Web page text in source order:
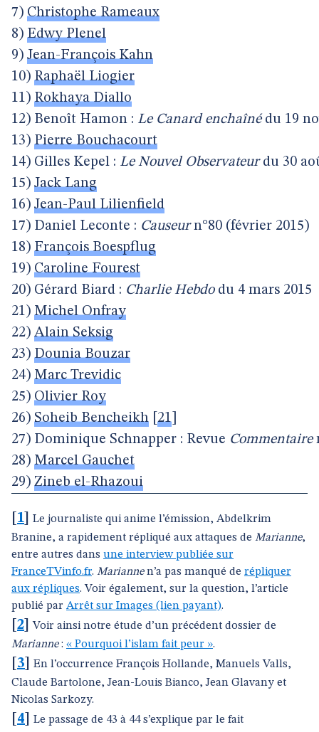
7) Christophe Rameaux
8) Edwy Plenel
9) Jean-François Kahn
10) Raphaël Liogier
11) Rokhaya Diallo
12) Benoît Hamon : Le Canard enchaînédu 19
13) Pierre Bouchacourt
14) Gilles Kepel : Le Nouvel Observateurdu 30
15) Jack Lang
16) Jean-Paul Lilienfield
17) Daniel Leconte : Causeurn°80 (février 2015)
18) François Boespflug
19) Caroline Fourest
20) Gérard Biard : Charlie Hebdodu 4 mars 2015
21) Michel Onfray
22) Alain Seksig
23) Dounia Bouzar
24) Marc Trevidic
25) Olivier Roy
26) Soheib Bencheikh 21
27) Dominique Schnapper : Revue Commentaire
28) Marcel Gauchet
29) Zineb el-Rhazoui
1
Le journaliste qui anime l’émission, Abdelkrim
Branine, a rapidement répliqué aux attaques de Marianne,
entre autres dans une interview publiée sur
FranceTVinfo.fr. Mariannen’a pas manqué de répliquer
aux répliques. Voir également, sur la question, l’article
publié par Arrêt sur Images (lien payant).
2 ]Voir ainsi notre étude d’un précédent dossier de
Marianne: « Pourquoi l’islam fait peur ».
3
En l’occurrence François Hollande, Manuels Valls,
Claude Bartolone, Jean-Louis Bianco, Jean Glavany et
Nicolas Sarkozy.
4
Le passage de 43 à 44 s’explique par le fait